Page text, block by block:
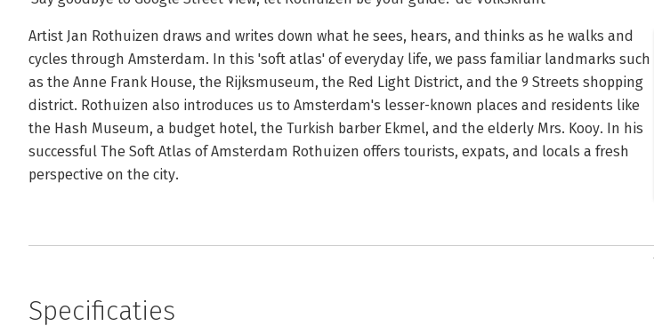
Artist Jan Rothuizen draws and writes down what he sees, hears, and thinks as he walks and
cycles through Amsterdam. In this 'soft atlas' of everyday life, we pass familiar landmarks such
as the Anne Frank House, the Rijksmuseum, the Red Light District, and the 9 Streets shopping
district. Rothuizen also introduces us to Amsterdam's lesser-known places and residents like
the Hash Museum, a budget hotel, the Turkish barber Ekmel, and the elderly Mrs. Kooy. In his
successful The Soft Atlas of Amsterdam Rothuizen offers tourists, expats, and locals a fresh
perspective on the city.
Specificaties